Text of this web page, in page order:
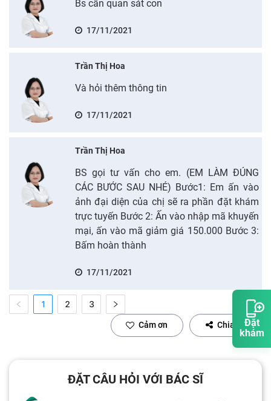
Đặt
khám
Bs cần quan sát con
17/11/2021
Trần Thị Hoa
Và hỏi thêm thông tin
17/11/2021
Trần Thị Hoa
BS gọi tư vấn cho em. (EM LÀM ĐÚNG
CÁC BƯỚC SAU NHÉ) Bước1: Em ấn vào
ảnh đại diện của chị sẽ ra phần đặt khám
trực tuyến Bước 2: Ấn vào nhập mã khuyến
mại, ấn vào mã giảm giá 150.000 Bước 3:
Bấm hoàn thành
17/11/2021
1 2 3
Cảm ơn Chia sẻ
ĐẶT CÂU HỎI VỚI BÁC SĨ